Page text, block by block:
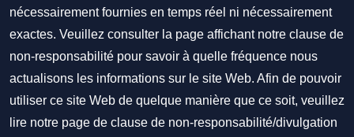
nécessairement fournies en temps réel ni nécessairement
exactes. Veuillez consulter la page affichant notre clause de
non-responsabilité pour savoir à quelle fréquence nous
actualisons les informations sur le site Web. Afin de pouvoir
utiliser ce site Web de quelque manière que ce soit, veuillez
lire notre page de clause de non-responsabilité/divulgation